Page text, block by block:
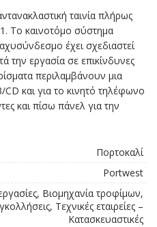
ταινία πλήρως
Το καινοτόμο σύστημα
έχει σχεδιαστεί
την εργασία σε επικίνδυνες
περιλαμβάνουν μια
και για το κινητό τηλέφωνο
και πίσω πάνελ για την
Πορτοκαλί
Portwest
Βιομηχανία τροφίμων,
Τεχνικές εταιρείες –
Κατασκευαστικές